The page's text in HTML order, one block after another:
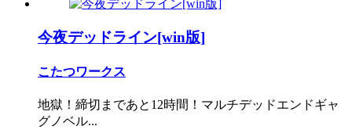
今夜デッドライン[win版]
こたつワークス
地獄！締切まであと12時間！マルチデッドエンドギャ
グノベル...